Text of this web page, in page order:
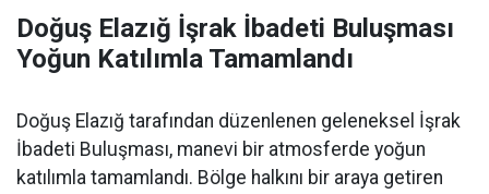
Doğuş Elazığ İşrak İbadeti Buluşması
Yoğun Katılımla Tamamlandı
Doğuş Elazığ tarafından düzenlenen geleneksel İşrak
İbadeti Buluşması, manevi bir atmosferde yoğun
katılımla tamamlandı. Bölge halkını bir araya getiren